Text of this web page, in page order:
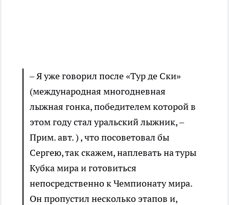
– Я уже говорил после «Тур де Ски»
(международная многодневная
лыжная гонка, победителем которой в
этом году стал уральский лыжник, –
Прим. авт. ) , что посоветовал бы
Сергею, так скажем, наплевать на туры
Кубка мира и готовиться
непосредственно к Чемпионату мира.
Он пропустил несколько этапов и,